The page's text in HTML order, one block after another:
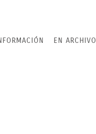
EN ARCHIVO